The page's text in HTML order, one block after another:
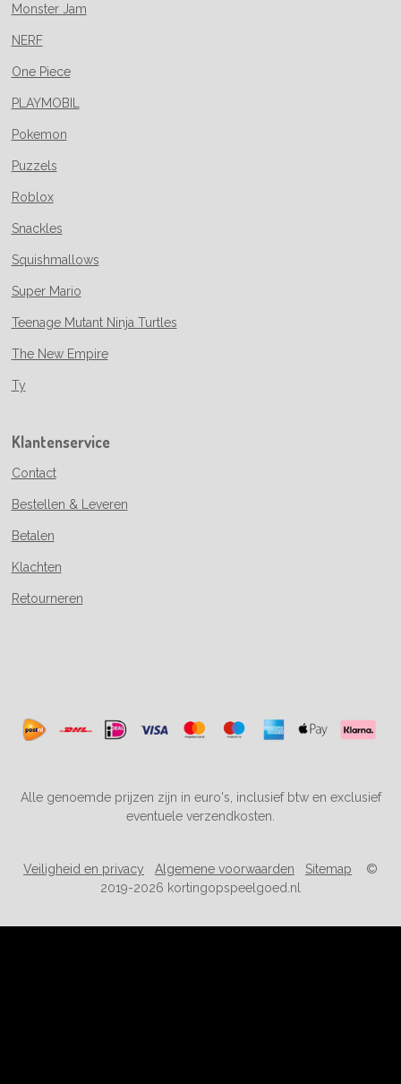
Monster Jam
NERF
One Piece
PLAYMOBIL
Pokemon
Puzzels
Roblox
Snackles
Squishmallows
Super Mario
Teenage Mutant Ninja Turtles
The New Empire
Ty
Klantenservice
Contact
Bestellen & Leveren
Betalen
Klachten
Retourneren
Alle genoemde prijzen zijn in euro's, inclusief btw en exclusief
eventuele verzendkosten.
Veiligheid en privacy Algemene voorwaarden Sitemap ©
2019-2026 kortingopspeelgoed.nl